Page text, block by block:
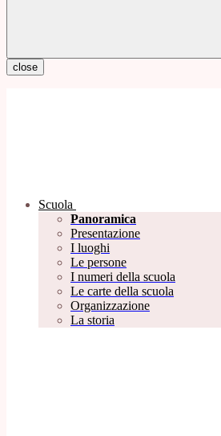
close
Scuola
Panoramica
Presentazione
I luoghi
Le persone
I numeri della scuola
Le carte della scuola
Organizzazione
La storia